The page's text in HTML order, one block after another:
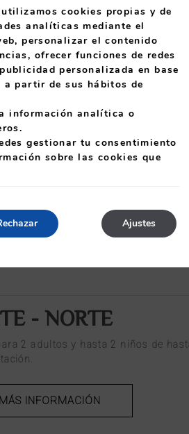
doble con posibilidad de cama
Vista al pueblo de Arouca o a la
INFORMACIÓN
3 personas Diferentes
- NORTE
2 adultos y hasta 2 niños de
MÁS INFORMACIÓN
cookies propias y de
analíticas mediante el
personalizar el contenido
ofrecer funciones de redes
personalizada en base
partir de sus hábitos de
información analítica o
gestionar tu consentimiento
sobre las cookies que
Ajustes